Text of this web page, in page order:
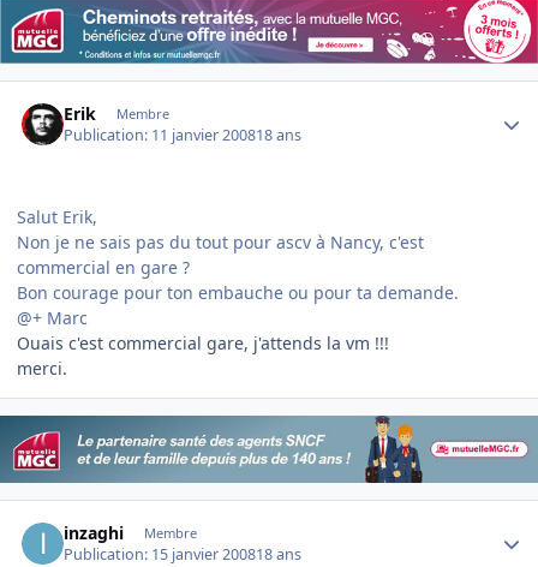
Erik Membre
Publication: 11 janvier 200818 ans
Salut Erik,
Non je ne sais pas du tout pour ascv à Nancy, c'est
commercial en gare ?
Bon courage pour ton embauche ou pour ta demande.
@+ Marc
Ouais c'est commercial gare, j'attends la vm !!!
merci.
inzaghi Membre
Publication: 15 janvier 200818 ans